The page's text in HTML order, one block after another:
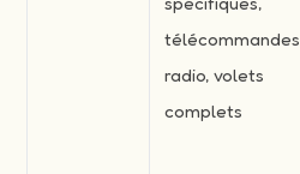
télécommandes
radio, volets
complets